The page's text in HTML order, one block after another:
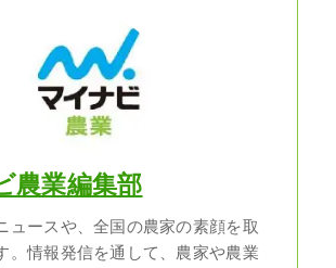
農業編集部
ュースや、全国の農家の素顔を取
。情報発信を通して、農家や農業